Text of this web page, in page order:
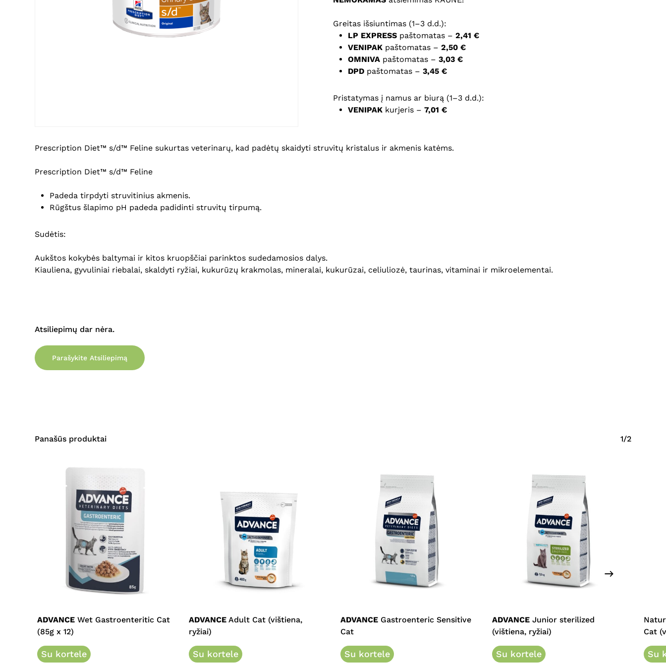
Greitas išsiuntimas (1–3 d.d.):
LP EXPRESS paštomatas – 2,41 €
VENIPAK paštomatas – 2,50 €
OMNIVA paštomatas – 3,03 €
DPD paštomatas – 3,45 €
Pristatymas į namus ar biurą (1–3 d.d.):
VENIPAK kurjeris – 7,01 €
Prescription Diet™ s/d™ Feline sukurtas veterinarų, kad padėtų skaidyti struvitų kristalus ir akmenis katėms.
Prescription Diet™ s/d™ Feline
Padeda tirpdyti struvitinius akmenis.
Rūgštus šlapimo pH padeda padidinti struvitų tirpumą.
Sudėtis:
Aukštos kokybės baltymai ir kitos kruopščiai parinktos sudedamosios dalys.
Kiauliena, gyvuliniai riebalai, skaldyti ryžiai, kukurūzų krakmolas, mineralai, kukurūzai, celiuliozė, taurinas, vitaminai ir mikroelementai.
Atsiliepimų dar nėra.
Parašykite Atsiliepimą
Panašūs produktai 1/2
ADVANCE Wet Gastroenteritic Cat
(85g x 12)
Su kortele
multiple
variants.
options
ADVANCE Adult Cat (vištiena,
ryžiai)
Su kortele
multiple
variants.
options
ADVANCE Gastroenteric Sensitive
Cat
Su kortele
multiple
variants.
options
ADVANCE Junior sterilized
(vištiena, ryžiai)
Su kortele
Cat
Su
puslapį, kad jų nebereiktų įvesti iš naujo, kai kitą kartą vėl norėsiu parašyti
komentarą.